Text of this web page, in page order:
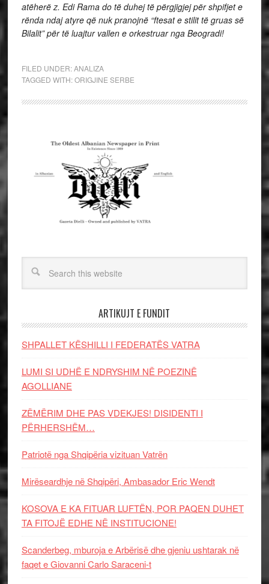
atëherë z. Edi Rama do të duhej të përgjigjej për shpifjet e
rënda ndaj atyre që nuk pranojnë “ftesat e stilit të gruas së
Bilalit” për të luajtur vallen e orkestruar nga Beogradi!
FILED UNDER:ANALIZA
TAGGED WITH:ORIGJINE SERBE
ARTIKUJT E FUNDIT
SHPALLET KËSHILLI I FEDERATËS VATRA
LUMI SI UDHË E NDRYSHIM NË POEZINË
AGOLLIANE
ZËMËRIM DHE PAS VDEKJES! DISIDENTI I
PËRHERSHËM…
Patriotë nga Shqipëria vizituan Vatrën
Mirëseardhje në Shqipëri, Ambasador Eric Wendt
KOSOVA E KA FITUAR LUFTËN, POR PAQEN DUHET
TA FITOJË EDHE NË INSTITUCIONE!
Scanderbeg, mburoja e Arbërisë dhe gjeniu ushtarak në
faqet e Giovanni Carlo Saraceni-t